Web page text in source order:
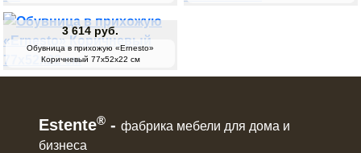
3 614 руб.
Обувница в прихожую «Ernesto»
Коричневый 77х52х22 см
Estente® - фабрика мебели для дома и
бизнеса